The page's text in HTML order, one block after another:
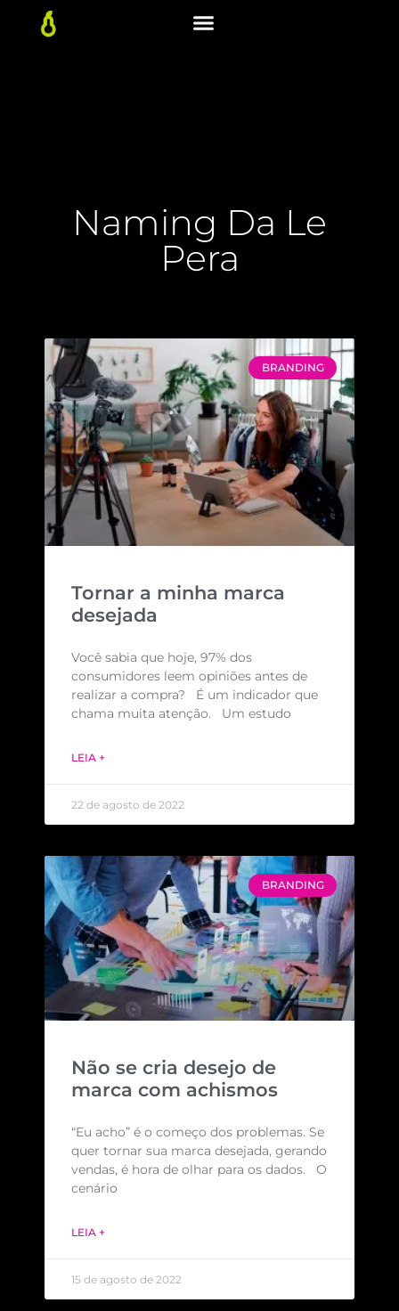
Naming Da Le
Pera
BRANDING
Tornar a minha marca
desejada
Você sabia que hoje, 97% dos
consumidores leem opiniões antes de
realizar a compra? É um indicador que
chama muita atenção. Um estudo
LEIA +
22 de agosto de 2022
BRANDING
Não se cria desejo de
marca com achismos
“Eu acho” é o começo dos problemas. Se
quer tornar sua marca desejada, gerando
vendas, é hora de olhar para os dados. O
cenário
LEIA +
15 de agosto de 2022